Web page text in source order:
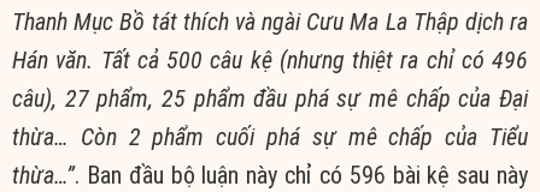
Thanh Mục Bồ tát thích và ngài Cưu Ma La Thập dịch ra
Hán văn. Tất cả 500 câu kệ (nhưng thiệt ra chỉ có 496
câu), 27 phẩm, 25 phẩm đầu phá sự mê chấp của Đại
thừa… Còn 2 phẩm cuối phá sự mê chấp của Tiểu
thừa…”. Ban đầu bộ luận này chỉ có 596 bài kệ sau này